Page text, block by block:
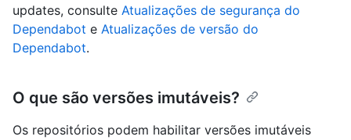
updates, consulte Atualizações de segurança do
Dependabot e Atualizações de versão do
Dependabot.
O que são versões imutáveis?
Os repositórios podem habilitar versões imutáveis